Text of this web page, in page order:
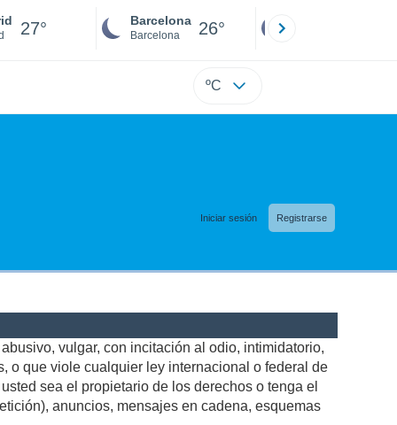
27° Barcelona
Barcelona 26°
ºC
Iniciar sesión Registrarse
vulgar, con incitación al odio, intimidatorio,
o que viole cualquier ley internacional o federal de
sea el propietario de los derechos o tenga el
anuncios, mensajes en cadena, esquemas